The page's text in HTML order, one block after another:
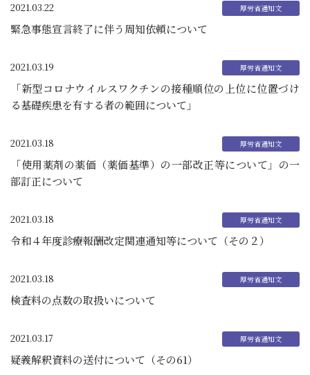
2021.03.22
緊急事態宣言終了に伴う周知依頼について
2021.03.19
「新型コロナウイルスワクチンの接種順位の上位に位置づけ
る基礎疾患を有する者の範囲について」
2021.03.18
「使用薬剤の薬価（薬価基準）の一部改正等について」の一
部訂正について
2021.03.18
令和４年度診療報酬改定関連通知等について（その２）
2021.03.18
検査料の点数の取扱いについて
2021.03.17
疑義解釈資料の送付について（その61）